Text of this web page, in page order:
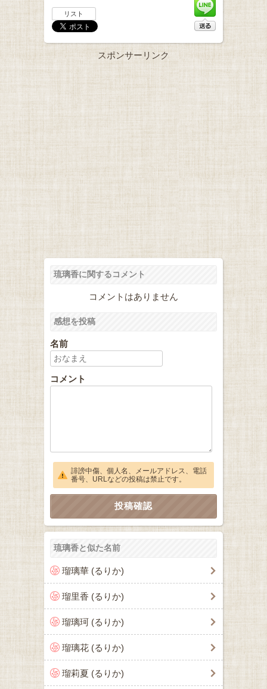
リスト
スポンサーリンク
琉璃香に関するコメント
コメントはありません
感想を投稿
名前
コメント
誹謗中傷、個人名、メールアドレス、電話
番号、URLなどの投稿は禁止です。
琉璃香と似た名前
瑠璃華 (るりか)
瑠里香 (るりか)
瑠璃珂 (るりか)
瑠璃花 (るりか)
瑠莉夏 (るりか)